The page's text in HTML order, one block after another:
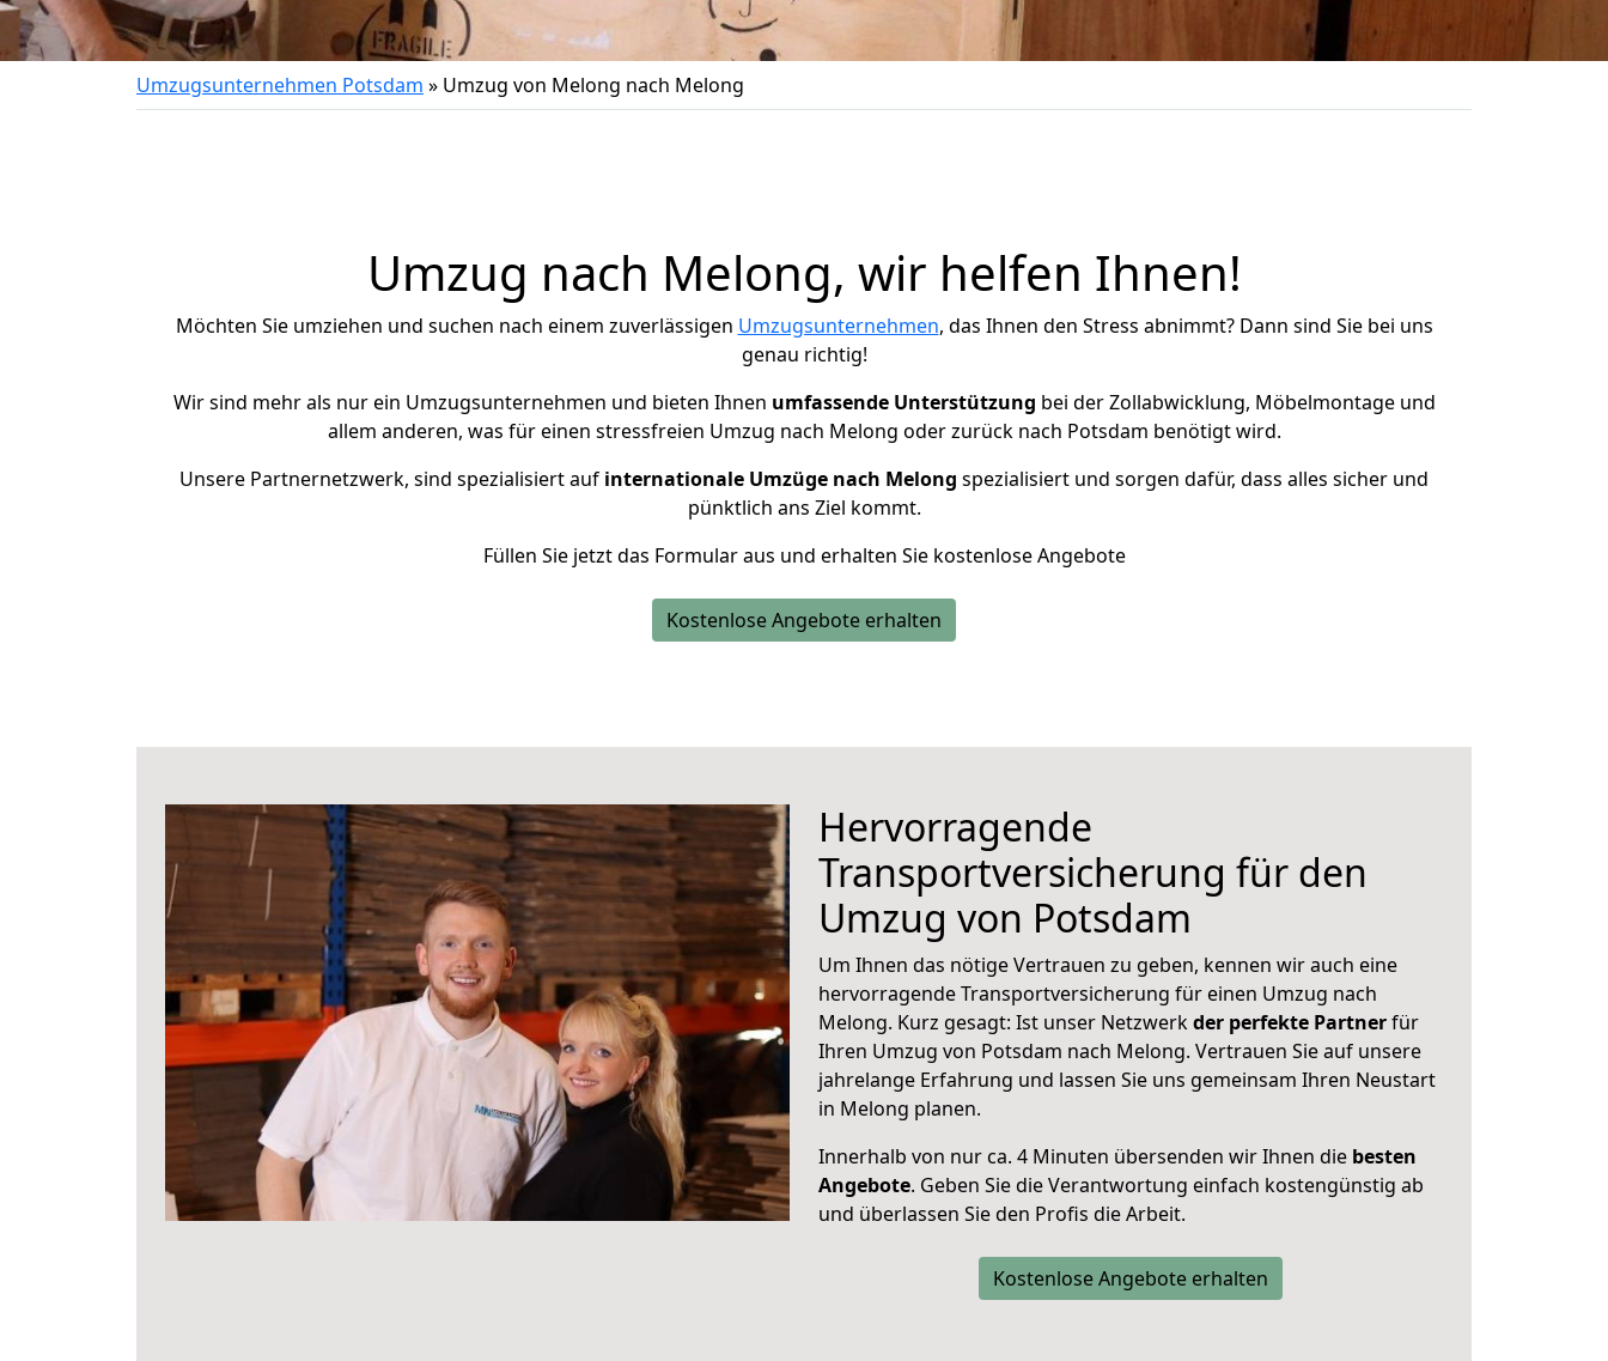
Umzugsunternehmen Potsdam » Umzug von Melong nach Melong
Umzug nach Melong, wir helfen Ihnen!
Möchten Sie umziehen und suchen nach einem zuverlässigen Umzugsunternehmen, das Ihnen den Stress abnimmt? Dann sind Sie bei uns
genau richtig!
Wir sind mehr als nur ein Umzugsunternehmen und bieten Ihnen umfassende Unterstützung bei der Zollabwicklung, Möbelmontage und
allem anderen, was für einen stressfreien Umzug nach Melong oder zurück nach Potsdam benötigt wird.
Unsere Partnernetzwerk, sind spezialisiert auf internationale Umzüge nach Melong spezialisiert und sorgen dafür, dass alles sicher und
pünktlich ans Ziel kommt.
Füllen Sie jetzt das Formular aus und erhalten Sie kostenlose Angebote
Kostenlose Angebote erhalten
Hervorragende
Transportversicherung für den
Umzug von Potsdam
Um Ihnen das nötige Vertrauen zu geben, kennen wir auch eine
hervorragende Transportversicherung für einen Umzug nach
Melong. Kurz gesagt: Ist unser Netzwerkder perfekte Partnerfür
Ihren Umzug von Potsdam nach Melong. Vertrauen Sie auf unsere
jahrelange Erfahrung und lassen Sie uns gemeinsam Ihren Neustart
in Melong planen.
Innerhalb von nur ca. 4 Minuten übersenden wir Ihnen die besten
Angebote. Geben Sie die Verantwortung einfach kostengünstig ab
und überlassen Sie den Profis die Arbeit.
Kostenlose Angebote erhalten